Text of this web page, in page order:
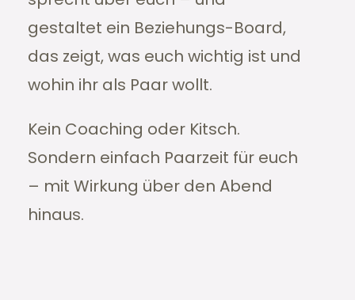
gestaltet ein Beziehungs-Board,
das zeigt, was euch wichtig ist und
wohin ihr als Paar wollt.
Kein Coaching oder Kitsch.
Sondern einfach Paarzeit für euch
– mit Wirkung über den Abend
hinaus.